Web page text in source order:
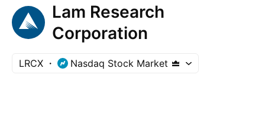
Lam Research
Corporation
LRCX Nasdaq Stock Market